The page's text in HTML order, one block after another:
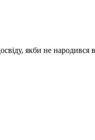
якби не народився